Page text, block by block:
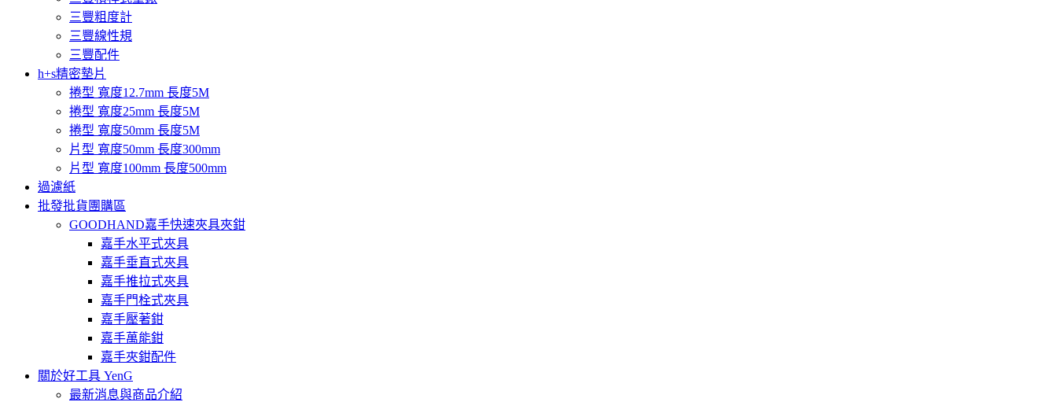
三豐粗度計
三豐線性規
三豐配件
h+s精密墊片
捲型 寬度12.7mm 長度5M
捲型 寬度25mm 長度5M
捲型 寬度50mm 長度5M
片型 寬度50mm 長度300mm
片型 寬度100mm 長度500mm
過濾紙
批發批貨團購區
GOODHAND嘉手快速夾具夾鉗
嘉手水平式夾具
嘉手垂直式夾具
嘉手推拉式夾具
嘉手門栓式夾具
嘉手壓著鉗
嘉手萬能鉗
嘉手夾鉗配件
關於好工具 YenG
最新消息與商品介紹